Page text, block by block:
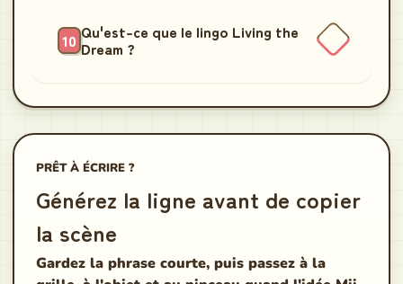
Qu'est-ce que le lingo Living the
Dream ?
PRÊT À ÉCRIRE ?
Générez la ligne avant de copier
la scène
Gardez la phrase courte, puis passez à la